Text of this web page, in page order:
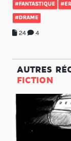
#FANTASTIQUE
#DRAME
24 4
AUTRES
FICTION